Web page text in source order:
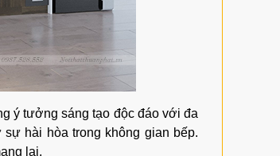
ý tưởng sáng tạo độc đáo với đa
hài hòa trong không gian bếp.
lại.